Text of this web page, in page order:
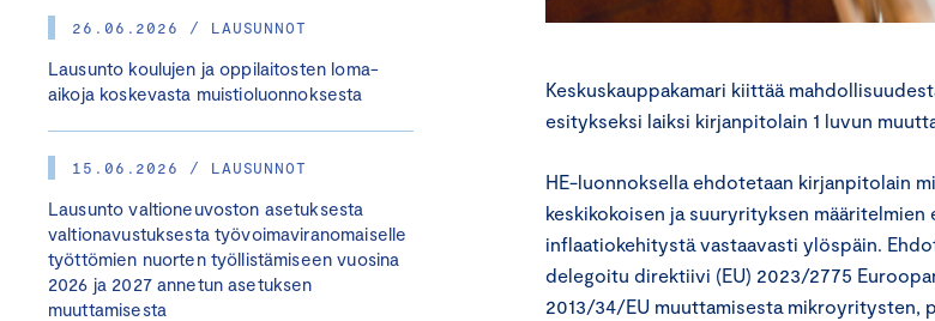
26.06.2026 / LAUSUNNOT
Lausunto koulujen ja oppilaitosten loma-
aikoja koskevasta muistioluonnoksesta
15.06.2026 / LAUSUNNOT
Lausunto valtioneuvoston asetuksesta
valtionavustuksesta työvoimaviranomaiselle
työttömien nuorten työllistämiseen vuosina
2026 ja 2027 annetun asetuksen
muuttamisesta
Keskuskauppakamari kiittää
esitykseksi laiksi kirjanpitolain 1 luvun
HE-luonnoksella ehdotetaan kirjanpitolain
keskikokoisen ja suuryrityksen
inflaatiokehitystä vastaavasti ylöspäin.
delegoitu direktiivi (EU) 2023/2775
2013/34/EU muuttamisesta mikroyritysten,